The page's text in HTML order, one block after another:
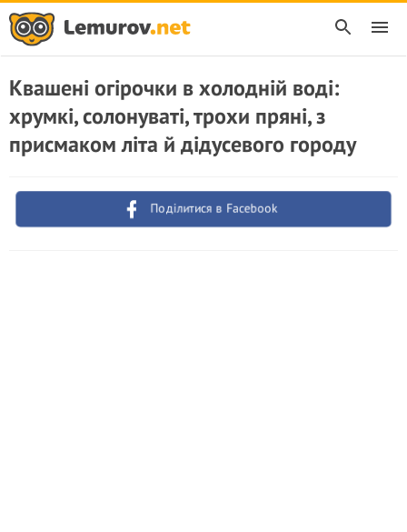
Квашені огірочки в холодній воді:
хрумкі, солонуваті, трохи пряні, з
присмаком літа й дідусевого городу
Поділитися в Facebook